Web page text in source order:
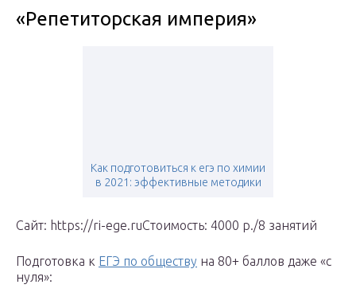
«Репетиторская империя»
Как подготовиться к егэ по химии
в 2021: эффективные методики
Сайт: https://ri-ege.ruСтоимость: 4000 р./8 занятий
Подготовка к ЕГЭ по обществу на 80+ баллов даже «с
нуля»: